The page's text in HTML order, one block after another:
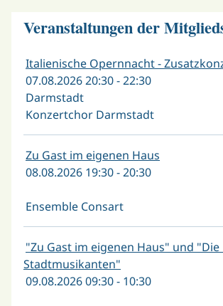
Veranstaltungen der
Italienische Opernnacht -
07.08.2026 20:30 - 22:30
Darmstadt
Konzertchor Darmstadt
Zu Gast im eigenen Haus
08.08.2026 19:30 - 20:30
Ensemble Consart
"Zu Gast im eigenen Haus" und
Stadtmusikanten"
09.08.2026 09:30 - 10:30